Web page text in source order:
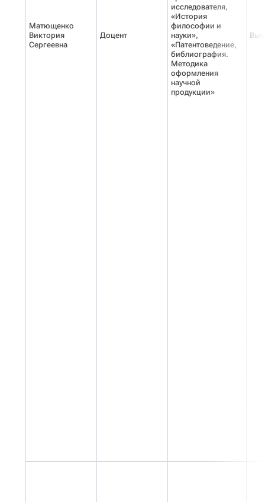
Матющенко
Виктория
Сергеевна
Доцент
исследователя,
«История
философии и
науки»,
«Патентоведение,
библиография.
Методика
оформления
научной
продукции»